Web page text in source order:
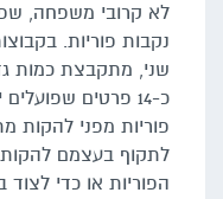
לא קרובי משפחה,
נקבות פוריות.
שני, מתקבצת כמות
כ-14 פרטים
פוריות מפני להקות
לתקוף בעצמם
הפוריות או כדי